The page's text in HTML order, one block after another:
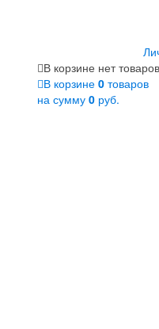
В корзине нет товаров
В корзине 0 товаров
на сумму 0 руб.